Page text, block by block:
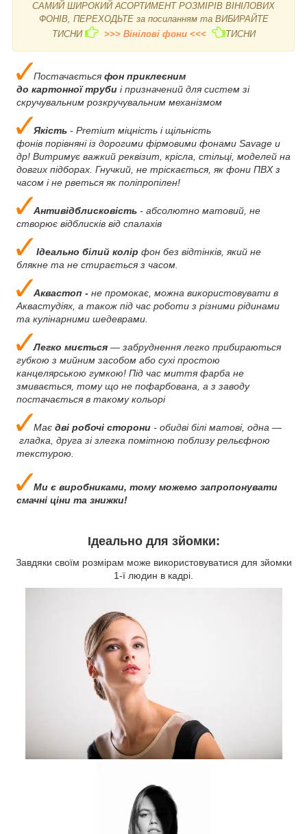
САМИЙ ШИРОКИЙ АСОРТИМЕНТ РОЗМІРІВ ВІНІЛОВИХ
ФОНІВ, ПЕРЕХОДЬТЕ за посиланням та ВИБИРАЙТЕ
ТИСНИ
>>> Вінілові фони <<< ТИСНИ
Постачається фон приклеєним
до картонної труби і призначений для систем зі
скручувальним розкручувальним механізмом
Якість - Premium міцність і щільність
фонів порівняні із дорогими фірмовими фонами Savage и
др! Витримує важкий реквізит, крісла, стільці, моделей на
довгих підборах. Гнучкий, не тріскається, як фони ПВХ з
часом і не рветься як поліпропілен!
Антивідблисковість - абсолютно матовий, не
створює відблисків від спалахів
Ідеально білий колір фон без відтінків, який не
блякне та не стирається з часом.
Аквастоп - не промокає, можна використовувати в
Аквастудіях, а також під час роботи з різними рідинами
та кулінарними шедеврами.
Легко миється — забруднення легко прибираються
губкою з мийним засобом або сухі простою
канцелярською гумкою! Під час миття фарба не
змивається, тому що не пофарбована, а з заводу
постачається в такому кольорі
Має дві робочі сторони - обидві білі матові, одна —
гладка, друга зі злегка помітною поблизу рельєфною
текстурою.
Ми є виробниками, тому можемо запропонувати
смачні ціни та знижки!
Ідеально для зйомки:
Завдяки своїм розмірам може використовуватися для зйомки
1-ї людин в кадрі.